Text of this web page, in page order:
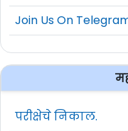
Join Us On
परीक्षेचे निकाल.